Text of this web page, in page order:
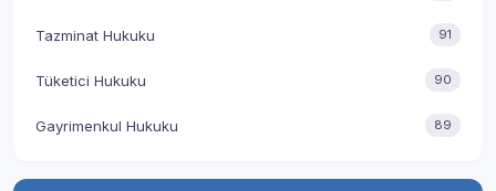
Tazminat Hukuku 91
Tüketici Hukuku 90
Gayrimenkul Hukuku 89